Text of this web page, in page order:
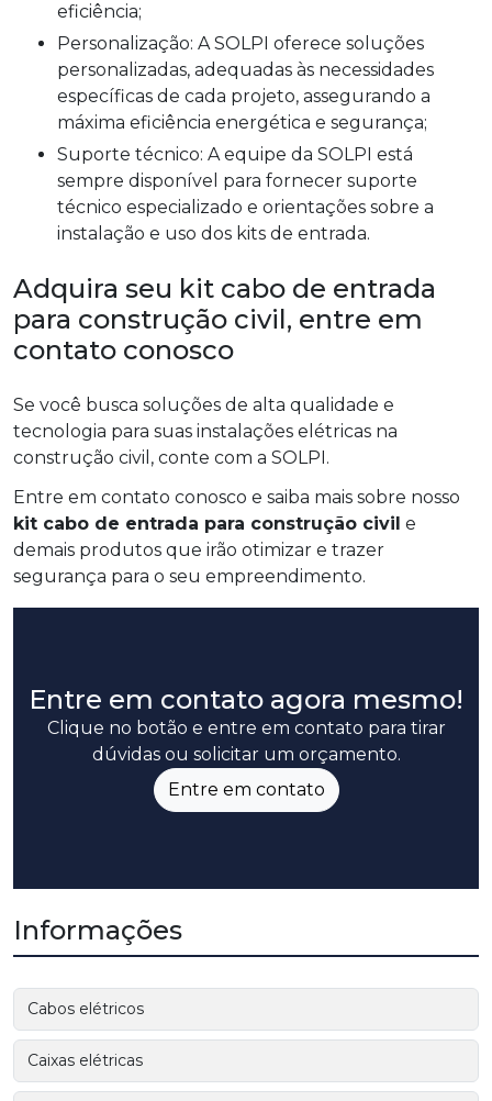
eficiência;
Personalização: A SOLPI oferece soluções
personalizadas, adequadas às necessidades
específicas de cada projeto, assegurando a
máxima eficiência energética e segurança;
Suporte técnico: A equipe da SOLPI está
sempre disponível para fornecer suporte
técnico especializado e orientações sobre a
instalação e uso dos kits de entrada.
Adquira seu kit cabo de entrada
para construção civil, entre em
contato conosco
Se você busca soluções de alta qualidade e
tecnologia para suas instalações elétricas na
construção civil, conte com a SOLPI.
Entre em contato conosco e saiba mais sobre nosso
kit cabo de entrada para construção civil e
demais produtos que irão otimizar e trazer
segurança para o seu empreendimento.
Entre em contato agora mesmo!
Clique no botão e entre em contato para tirar
dúvidas ou solicitar um orçamento.
Entre em contato
Informações
Cabos elétricos
Caixas elétricas